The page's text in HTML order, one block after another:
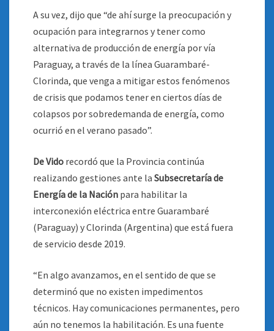
A su vez, dijo que “de ahí surge la preocupación y
ocupación para integrarnos y tener como
alternativa de producción de energía por vía
Paraguay, a través de la línea Guarambaré-
Clorinda, que venga a mitigar estos fenómenos
de crisis que podamos tener en ciertos días de
colapsos por sobredemanda de energía, como
ocurrió en el verano pasado”.
De Vido recordó que la Provincia continúa
realizando gestiones ante la Subsecretaría de
Energía de la Nación para habilitar la
interconexión eléctrica entre Guarambaré
(Paraguay) y Clorinda (Argentina) que está fuera
de servicio desde 2019.
“En algo avanzamos, en el sentido de que se
determinó que no existen impedimentos
técnicos. Hay comunicaciones permanentes, pero
aún no tenemos la habilitación. Es una fuente